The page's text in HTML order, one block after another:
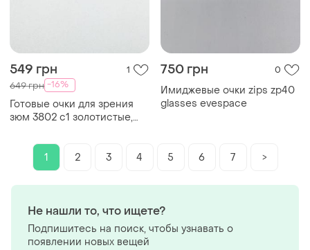
549 грн 1
649 грн -16%
Готовые очки для зрения
зюм 3802 с1 золотистые,
750 грн 0
Имиджевые очки zips zp40
glasses evespace
1 2 3 4 5 6 7 >
Не нашли то, что ищете?
Подпишитесь на поиск, чтобы узнавать о
появлении новых вещей